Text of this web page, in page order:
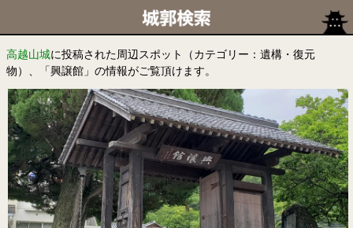
高越山城に投稿された周辺スポット（カテゴリー：遺構・復元
物）、「興譲館」の情報がご覧頂けます。